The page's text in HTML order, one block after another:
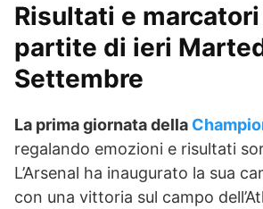
Risultati e
partite di ieri
Settembre
La prima giornata della
regalando emozioni e risultati
L’Arsenal ha inaugurato la sua
con una vittoria sul campo